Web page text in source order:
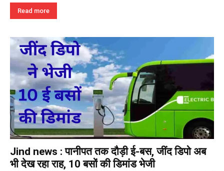
Read more
Jind news : पानीपत तक दौड़ी ई-बस, जींद डिपो अब
भी देख रहा राह, 10 बसों की डिमांड भेजी